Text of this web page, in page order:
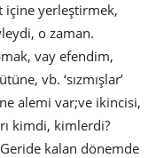
içine yerleştirmek,
o zaman.
vay efendim,
vb. ‘sızmışlar’
alemi var;ve ikincisi,
kimdi, kimlerdi?
kalan dönemde